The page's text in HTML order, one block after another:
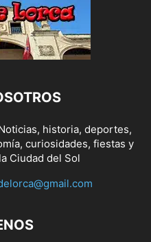
historia, deportes,
curiosidades, fiestas y
Ciudad del Sol